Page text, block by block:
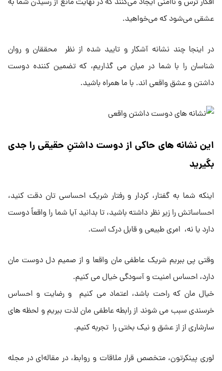
عشقی می‌شود که می‌خواهید.
در اینجا چند نشانه آشکار و تایید شده از نظر محققان و روان
شناسان را با شما در میان می گذاریم، که تضمین کننده دوست
داشتن و عشق واقعی اند. با ما همراه باشید.
این نشانه های حاکی از دوست داشتنِ حقیقی را جدی
بگیرید
اینکه شما به گفتار، کردار و رفتار شریک احساسی تان دقت کنید،
احساساتش را زیر نظر داشته باشید، تا بدانید آیا شما را واقعاً دوست
دارد یا نه، امری طبیعی و قابل درک است.
وقتی پی ببریم شریک عاطفی مان واقعا و از صمیم دل دوست مان
دارد، احساس امنیت و آسودگی خیال می کنیم.
خیال مان که راحت باشد، اعتماد می کنیم و رضایت و احساس
خرسندی سبب می شوند از رابطه عاطفی مان لذت ببریم و لحظه های
سارشاری از از عشق و نیک بختی را تجربه کنیم.
لوری پینکرتون، متخصص قرار ملاقات و روابط، در مقاله‌ای در مجله